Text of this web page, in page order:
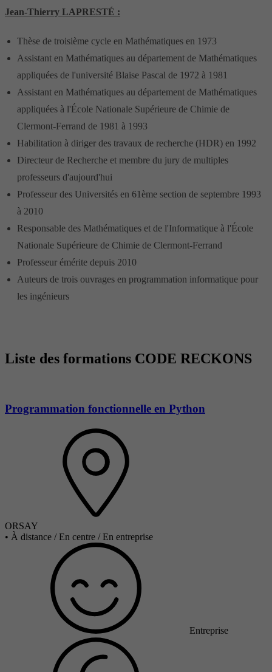
Jean-Thierry LAPRESTÉ :
Thèse de troisième cycle en Mathématiques en 1973
Assistant en Mathématiques au département de Mathématiques
appliquées de l'université Blaise Pascal de 1972 à 1981
Assistant en Mathématiques au département de Mathématiques
appliquées à l'École Nationale Supérieure de Chimie de
Clermont-Ferrand de 1981 à 1993
Habilitation à diriger des travaux de recherche (HDR) en 1992
Directeur de Recherche et membre du jury de multiples
professeurs d'aujourd'hui
Professeur des Universités en 61ème section de septembre 1993
à 2010
Responsable des Mathématiques et de l'Informatique à l'École
Nationale Supérieure de Chimie de Clermont-Ferrand
Professeur émérite depuis 2010
Auteurs de trois ouvrages en programmation informatique pour
les ingénieurs
Liste des formations CODE RECKONS
Programmation fonctionnelle en Python
ORSAY
• À distance / En centre / En entreprise
Entreprise